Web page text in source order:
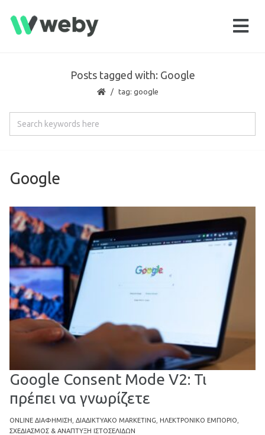
Posts tagged with: Google
tag: google
Google
Google Consent Mode V2: Τι
πρέπει να γνωρίζετε
ONLINE ΔΙΑΦΉΜΙΣΗ ΔΙΑΔΙΚΤΥΑΚΌ MARKETING ΗΛΕΚΤΡΟΝΙΚΌ ΕΜΠΌΡΙΟ
ΣΧΕΔΙΑΣΜΌΣ & ΑΝΆΠΤΥΞΗ ΙΣΤΟΣΕΛΊΔΩΝ